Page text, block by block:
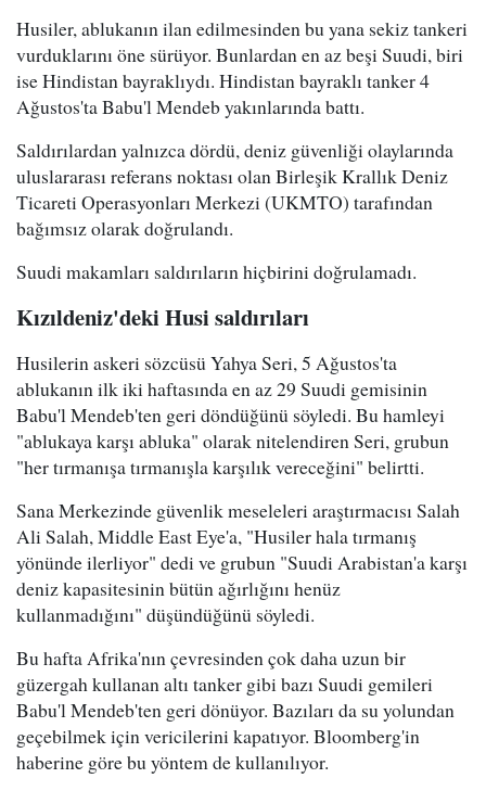
Husiler, ablukanın ilan edilmesinden bu yana sekiz tankeri
vurduklarını öne sürüyor. Bunlardan en az beşi Suudi, biri
ise Hindistan bayraklıydı. Hindistan bayraklı tanker 4
Ağustos'ta Babu'l Mendeb yakınlarında battı.
Saldırılardan yalnızca dördü, deniz güvenliği olaylarında
uluslararası referans noktası olan Birleşik Krallık Deniz
Ticareti Operasyonları Merkezi (UKMTO) tarafından
bağımsız olarak doğrulandı.
Suudi makamları saldırıların hiçbirini doğrulamadı.
Kızıldeniz'deki Husi saldırıları
Husilerin askeri sözcüsü Yahya Seri, 5 Ağustos'ta
ablukanın ilk iki haftasında en az 29 Suudi gemisinin
Babu'l Mendeb'ten geri döndüğünü söyledi. Bu hamleyi
"ablukaya karşı abluka" olarak nitelendiren Seri, grubun
"her tırmanışa tırmanışla karşılık vereceğini" belirtti.
Sana Merkezinde güvenlik meseleleri araştırmacısı Salah
Ali Salah, Middle East Eye'a, "Husiler hala tırmanış
yönünde ilerliyor" dedi ve grubun "Suudi Arabistan'a karşı
deniz kapasitesinin bütün ağırlığını henüz
kullanmadığını" düşündüğünü söyledi.
Bu hafta Afrika'nın çevresinden çok daha uzun bir
güzergah kullanan altı tanker gibi bazı Suudi gemileri
Babu'l Mendeb'ten geri dönüyor. Bazıları da su yolundan
geçebilmek için vericilerini kapatıyor. Bloomberg'in
haberine göre bu yöntem de kullanılıyor.